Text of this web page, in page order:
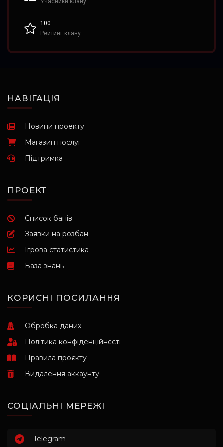
Учасники клану
100
Рейтинг клану
НАВІГАЦІЯ
Новини проекту
Магазин послуг
Підтримка
ПРОЕКТ
Список банів
Заявки на розбан
Ігрова статистика
База знань
КОРИСНІ ПОСИЛАННЯ
Обробка даних
Політика конфіденційності
Правила проєкту
Видалення аккаунту
СОЦІАЛЬНІ МЕРЕЖІ
Telegram